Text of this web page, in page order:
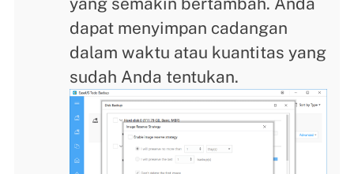
dapat menyimpan cadangan
dalam waktu atau kuantitas yang
sudah Anda tentukan.